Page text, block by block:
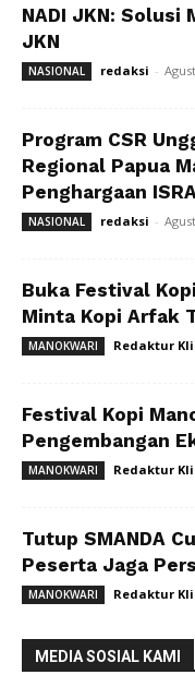
NADI JKN: Solusi
JKN
NASIONAL redaksi -
Program CSR
Regional Papua
Penghargaan
NASIONAL redaksi -
Buka Festival
Minta Kopi Arfak
MANOKWARI Redaktur
Festival Kopi
Pengembangan
MANOKWARI Redaktur
Tutup SMANDA
Peserta Jaga
MANOKWARI Redaktur
MEDIA SOSIAL KAMI